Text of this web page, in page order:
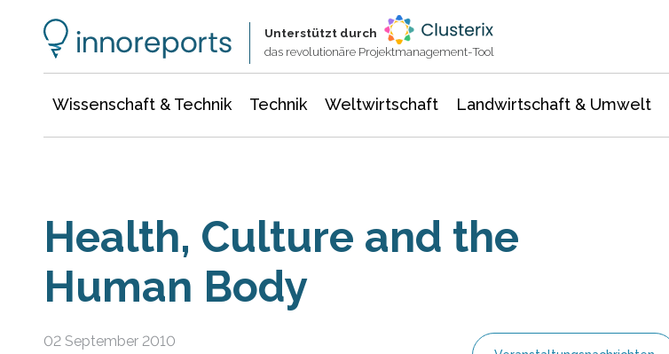
Unterstützt durch
das revolutionäre Projektmanagement-Tool
Wissenschaft & Technik Technik Weltwirtschaft Landwirtschaft & Umwelt
Health, Culture and the
Human Body
02 September 2010